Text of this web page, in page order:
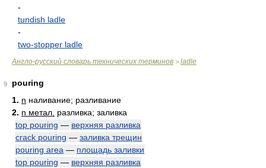
-
tundish ladle
-
two-stopper ladle
Англо-русский словарь технических терминов > ladle
9
pouring
1. n наливание; разливание
2. n метал. разливка; заливка
top pouring — верхняя разливка
crack pouring — заливка трещин
pouring area — площадь заливки
top pouring — верхняя разливка